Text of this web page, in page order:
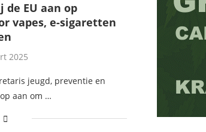
EU aan op
vapes, e-sigaretten
2025
jeugd, preventie en
aan om …